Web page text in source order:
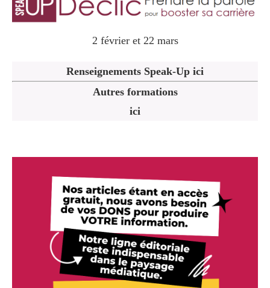
2 février et 22 mars
Renseignements Speak-Up ici
Autres formations
ici